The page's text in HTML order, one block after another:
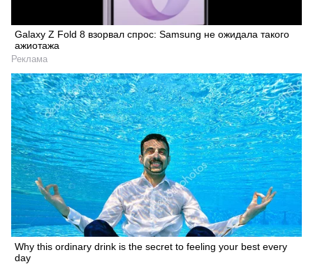
Galaxy Z Fold 8 взорвал спрос: Samsung не ожидала такого
ажиотажа
Реклама
Why this ordinary drink is the secret to feeling your best every
day